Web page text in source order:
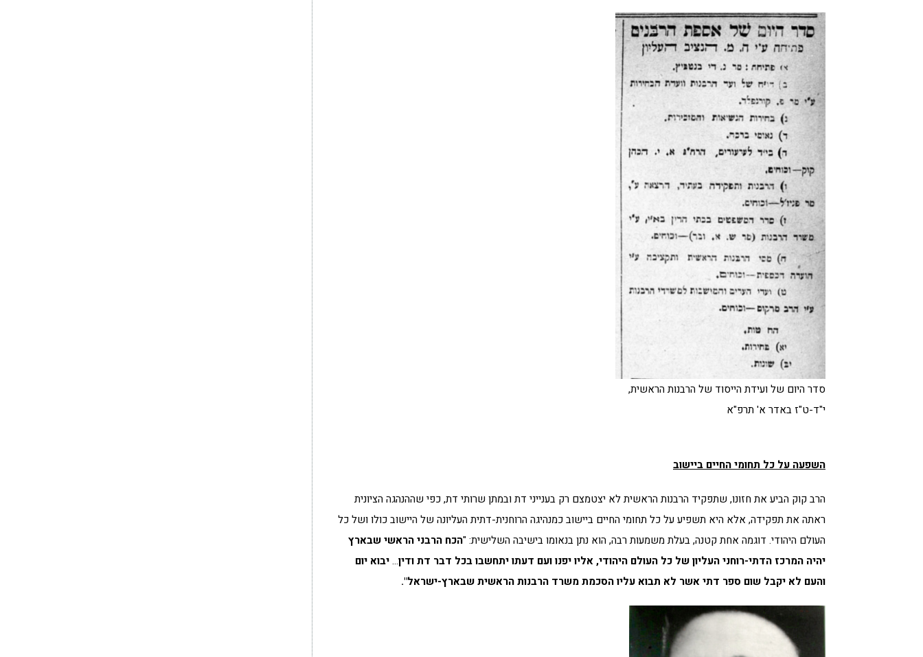
סדר היום של ועידת הייסוד של הרבנות הראשית,
י"ד-ט"ז באדר א' תרפ"א
השפעה על כל תחומי החיים ביישוב
הרב קוק הביע את חזונו, שתפקיד הרבנות הראשית לא יצטמצם רק בענייני דת ובמתן שרותי דת, כפי שההנהגה הציונית
ראתה את תפקידה, אלא היא תשפיע על כל תחומי החיים ביישוב כמנהיגה הרוחנית-דתית העליונה של היישוב כולו ושל כל
העולם היהודי. דוגמה אחת קטנה, בעלת משמעות רבה, הוא נתן בנאומו בישיבה השלישית: "הכח הרבני הראשי שבארץ
יהיה המרכז הדתי-רוחני העליון של כל העולם היהודי, אליו יפנו ועם דעתו יתחשבו בכל דבר דת ודין…יבוא יום
והעם לא יקבל שום ספר דתי אשר לא תבוא עליו הסכמת משרד הרבנות הראשית שבארץ-ישראל".